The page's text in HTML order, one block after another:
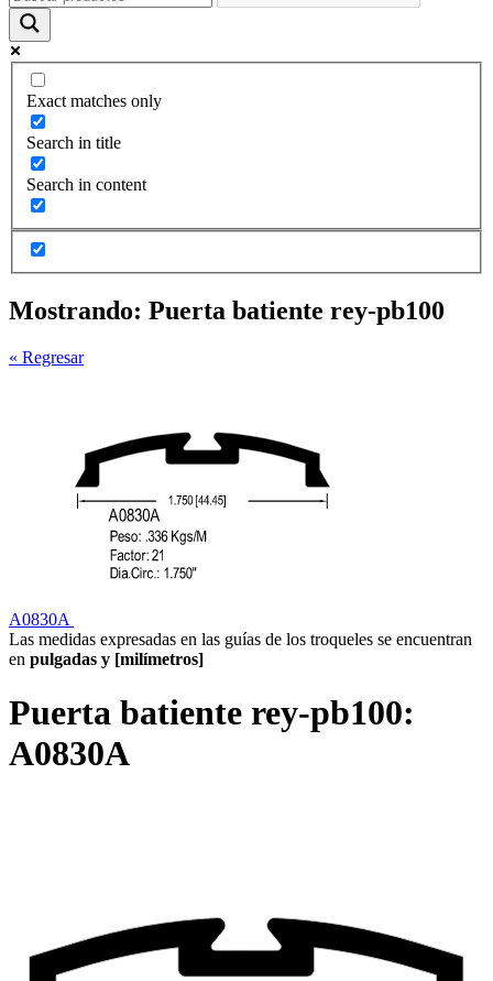
Exact matches only
Search in title
Search in content
Mostrando: Puerta batiente rey-pb100
« Regresar
A0830A
Las medidas expresadas en las guías de los troqueles se encuentran
en pulgadas y [milímetros]
Puerta batiente rey-pb100:
A0830A